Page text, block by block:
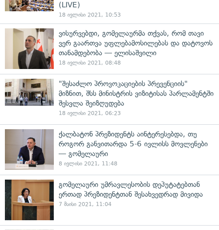
(LIVE)
18 ივლისი 2021, 10:53
ვისურვებდი, გომელაურმა თქვას, რომ თავი
ვერ გაართვა უფლებამოსილებას და დატოვოს
თანამდებობა — ელისაშვილი
18 ივლისი 2021, 08:48
"შესაძლო პროვოკაციების პრევენციის"
მიზნით, შსს მინისტრის ვიზიტისას პარლამენტში
შესვლა შეიზღუდება
18 ივლისი 2021, 06:23
ქალბატონ პრეზიდენტს აინტერესებდა, თუ
როგორ განვითარდა 5-6 ივლისს მოვლენები
— გომელაური
8 ივლისი 2021, 11:48
გომელაური უმრავლესობის დეპუტატებთან
ერთად პრეზიდენტთან შესახვედრად მივიდა
7 მაისი 2021, 11:04